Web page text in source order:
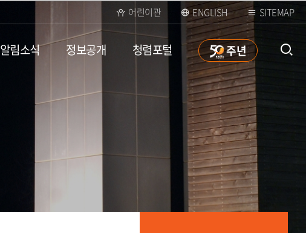
어린이관 ENGLISH SITEMAP
알림소식 정보공개 청렴포털 50
주년